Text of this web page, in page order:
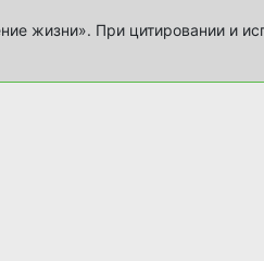
жизни». При цитировании и